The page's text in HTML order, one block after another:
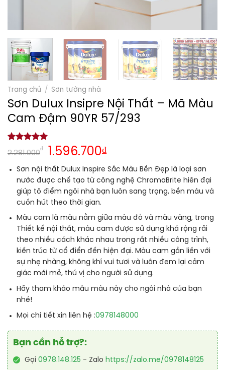
Trang chủ / Sơn tường nhà
Sơn Dulux Insipre Nội Thất – Mã Màu
Cam Đậm 90YR 57/293
5.00trên 5
dựa trên
1
2.281.000
₫ 1.596.700₫
Sơn nội thất Dulux Inspire Sắc Màu Bền Đẹp là loại sơn
nước được chế tạo từ công nghệ ChromaBrite hiên đại
giúp tô điểm ngôi nhà bạn luôn sang trọng, bền màu và
cuốn hút theo thời gian.
Màu cam là màu nằm giữa màu đỏ và màu vàng, trong
Thiết kế nội thất, màu cam được sử dụng khá rộng rãi
theo nhiều cách khác nhau trong rất nhiều công trình,
kiến trúc từ cổ điển đến hiện đại. Màu cam gắn liền với
sự nhẹ nhàng, không khí vui tươi và luôn đem lại cảm
giác mới mẻ, thú vị cho người sử dụng.
Hãy tham khảo mẫu màu này cho ngôi nhà của bạn
nhé!
Mọi chi tiết xin liên hệ :0978148000
Bạn cần hỗ trợ?:
Gọi 0978.148.125 - Zalo https://zalo.me/0978148125